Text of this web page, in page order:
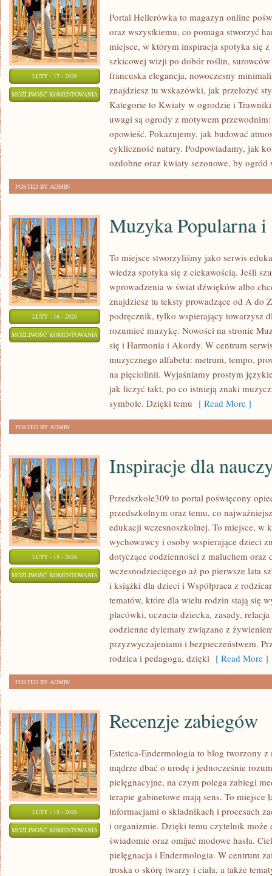
LUTY - 17 - 2026
MOŻLIWOŚĆ KOMENTOWANIA OGRODY
UŻYTKOWE
Portal Hellerówka to magazyn online
oraz wszystkiemu, co pomaga stworzyć
miejsce, w którym inspiracja spotyka się
szkicowej wizji po dobór roślin,
francuska elegancja, nowoczesny
znajdziesz tu wskazówki, jak przełożyć
Kategorie to Kwiaty w ogrodzie i
uwagi są ogrody z motywem
opowieść. Pokazujemy, jak budować
cykliczność natury. Podpowiadamy, jak
ozdobne oraz kwiaty sezonowe, by ogród
POSTED BY ADMIN
LUTY - 16 - 2026
MOŻLIWOŚĆ KOMENTOWANIA MUZYKA
POPULARNA
ROZRYWKOWA
Muzyka Popularna
To miejsce stworzyliśmy jako serwis
wiedza spotyka się z ciekawością. Jeśli
wprowadzenia w świat dźwięków albo
znajdziesz tu teksty prowadzące od A do
podręcznik, tylko wspierający towarzysz
rozumieć muzykę. Nowości na stronie
się i Harmonia i Akordy. W centrum
muzycznego alfabetu: metrum, tempo,
na pięciolinii. Wyjaśniamy prostym
jak liczyć takt, po co istnieją znaki
symbole. Dzięki temu [ Read More ]
POSTED BY ADMIN
LUTY - 15 - 2026
MOŻLIWOŚĆ KOMENTOWANIA INSPIRACJE
NAUCZYCIELI
Inspiracje dla
Przedszkole309 to portal poświęcony
przedszkolnym oraz temu, co
edukacji wczesnoszkolnej. To miejsce, w
wychowawcy i osoby wspierające dzieci
dotyczące codzienności z maluchem
wczesnodziecięcego aż po pierwsze lata
i książki dla dzieci i Współpraca z
tematów, które dla wielu rodzin stają się
placówki, uczucia dziecka, zasady,
codzienne dylematy związane z
przyzwyczajeniami i bezpieczeństwem.
rodzica i pedagoga, dzięki [ Read More ]
POSTED BY ADMIN
LUTY - 15 - 2026
MOŻLIWOŚĆ KOMENTOWANIA RECENZJE
ZABIEGÓW
Recenzje zabiegów
Estetica-Endermologia to blog tworzony
mądrze dbać o urodę i jednocześnie
pielęgnacyjne, na czym polega zabiegi
terapie gabinetowe mają sens. To miejsce
informacjami o składnikach i procesach
i organizmie. Dzięki temu czytelnik może
świadomie oraz omijać modowe hasła.
pielęgnacja i Endermologia. W centrum
troska o skórę twarzy i ciała, a także